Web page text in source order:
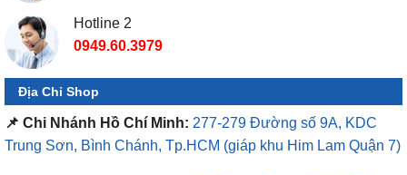
Hotline 2
0949.60.3979
Địa Chỉ Shop
📌 Chi Nhánh Hồ Chí Minh: 277-279 Đường số 9A, KDC
Trung Sơn, Bình Chánh, Tp.HCM (giáp khu Him Lam Quận 7)